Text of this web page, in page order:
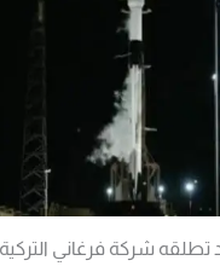
شركة فرغاني التركية